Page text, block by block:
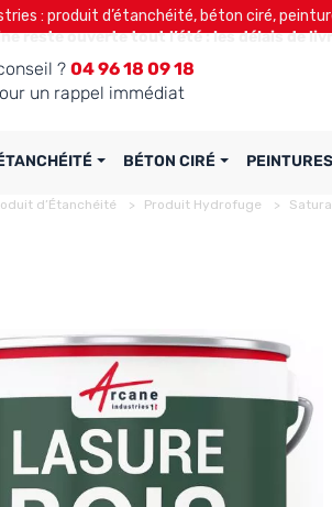
: produit d’étanchéité, béton ciré,
reste ouverte tout l’été : les délais de
? 04 96 18 09 18
un rappel immédiat
BÉTON CIRÉ
d’Étanchéité Produit Hydrofuge